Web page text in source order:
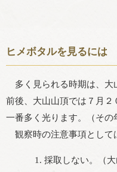
ヒメボタルを見るには
多く見られる時期は、大
前後、大山山頂では７月
一番多く光ります。（その
観察時の注意事項として
採取しない。（大